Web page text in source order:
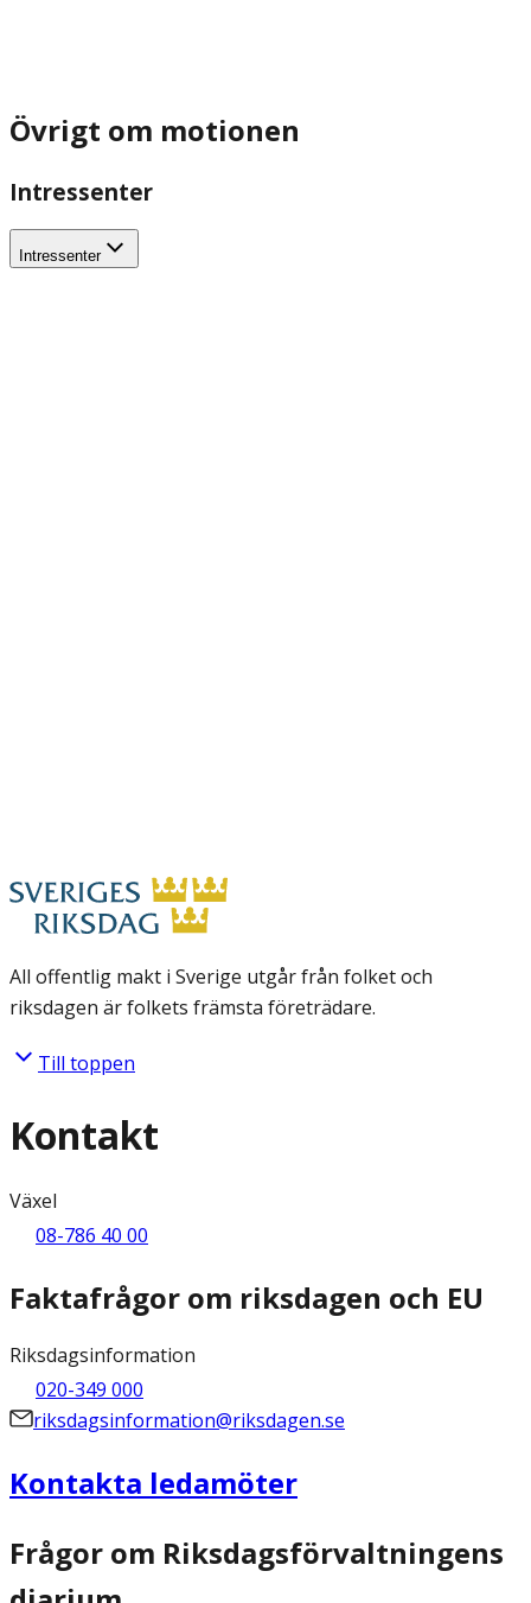
Övrigt om motionen
Intressenter
Intressenter
All offentlig makt i Sverige utgår från folket och
riksdagen är folkets främsta företrädare.
Till toppen
Kontakt
Växel
08-786 40 00
Faktafrågor om riksdagen och EU
Riksdagsinformation
020-349 000
riksdagsinformation@riksdagen.se
Kontakta ledamöter
Frågor om Riksdagsförvaltningens